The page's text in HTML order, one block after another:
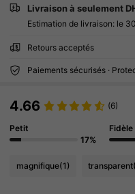
Livraison à seulement
Estimation de livraison: le
Retours acceptés
Paiements sécurisés ·
4.66 (6)
Petit
17%
magnifique(1) transparent